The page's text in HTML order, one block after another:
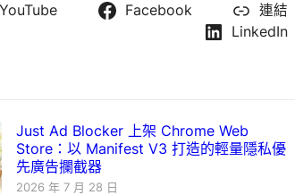
YouTube Facebook
連結
LinkedIn
Just Ad Blocker 上架 Chrome Web
Store：以 Manifest V3 打造的輕量隱私優
先廣告攔截器
2026 年 7 月 28 日